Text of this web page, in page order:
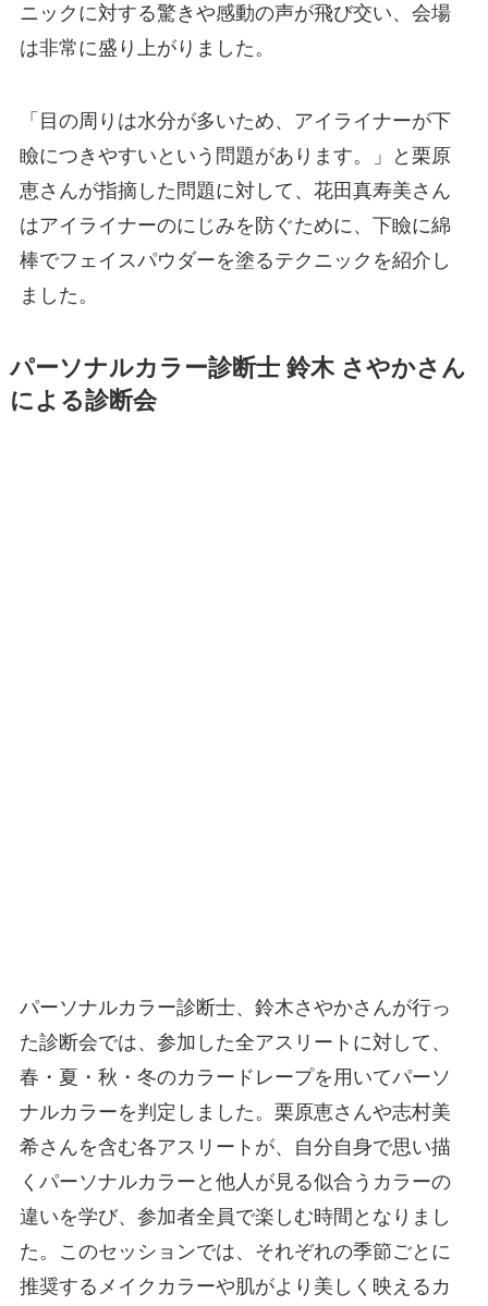
ニックに対する驚きや感動の声が飛び交い、会場
は非常に盛り上がりました。
「目の周りは水分が多いため、アイライナーが下
瞼につきやすいという問題があります。」と栗原
恵さんが指摘した問題に対して、花田真寿美さん
はアイライナーのにじみを防ぐために、下瞼に綿
棒でフェイスパウダーを塗るテクニックを紹介し
ました。
パーソナルカラー診断士 鈴木 さやかさん
による診断会
パーソナルカラー診断士、鈴木さやかさんが行っ
た診断会では、参加した全アスリートに対して、
春・夏・秋・冬のカラードレープを用いてパーソ
ナルカラーを判定しました。栗原恵さんや志村美
希さんを含む各アスリートが、自分自身で思い描
くパーソナルカラーと他人が見る似合うカラーの
違いを学び、参加者全員で楽しむ時間となりまし
た。このセッションでは、それぞれの季節ごとに
推奨するメイクカラーや肌がより美しく映えるカ